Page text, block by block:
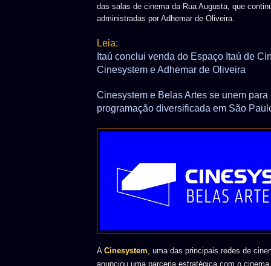
das salas de cinema da Rua Augusta, que
administradas por Adhemar de Oliveira.
Leia:
Itaú conclui venda do Espaço Itaú de
Cinesystem e Adhemar de Oliveira
Cinesystem e Belas Artes se unem para
programação diversificada em São
A Cinesystem, uma das principais redes de
anunciou uma parceria estratégica com o cinema